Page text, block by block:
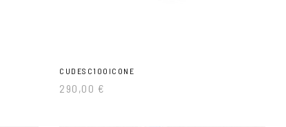
CUDESC100ICONE
290,00 €